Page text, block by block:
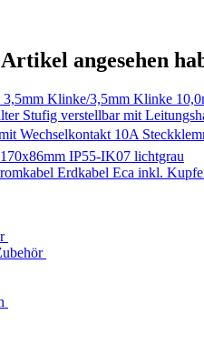
angesehen
Klinke/3,5mm Klinke
Stufig verstellbar mit
Wechselkontakt 10A
IP55-IK07 lichtgrau
Erdkabel Eca inkl.